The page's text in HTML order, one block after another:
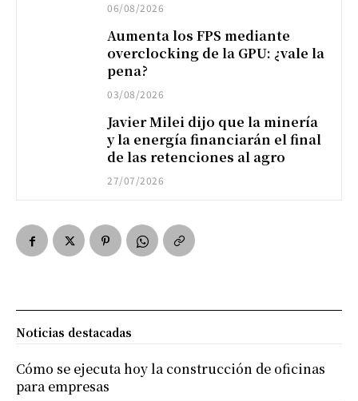
06/08/2026
Aumenta los FPS mediante
overclocking de la GPU: ¿vale la
pena?
03/08/2026
Javier Milei dijo que la minería
y la energía financiarán el final
de las retenciones al agro
27/07/2026
Noticias destacadas
Cómo se ejecuta hoy la construcción de oficinas
para empresas